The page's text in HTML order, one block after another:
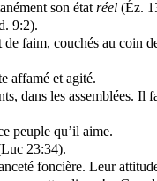
son état réel(Éz.
9:2).
de faim, couchés au coin
affamé et agité.
dans les assemblées. Il
peuple qu’il aime.
23:34).
foncière. Leur